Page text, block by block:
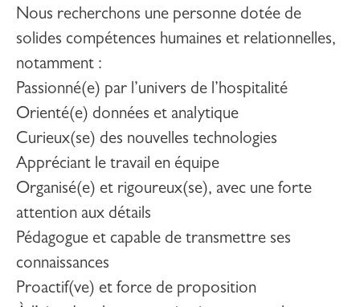
Nous recherchons une personne dotée de
solides compétences humaines et relationnelles,
notamment :
Passionné(e) par l’univers de l’hospitalité
Orienté(e) données et analytique
Curieux(se) des nouvelles technologies
Appréciant le travail en équipe
Organisé(e) et rigoureux(se), avec une forte
attention aux détails
Pédagogue et capable de transmettre ses
connaissances
Proactif(ve) et force de proposition